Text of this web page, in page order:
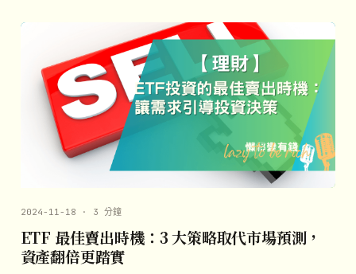
2024-11-18 · 3 分鐘
ETF 最佳賣出時機：3 大策略取代市場預測，
資產翻倍更踏實